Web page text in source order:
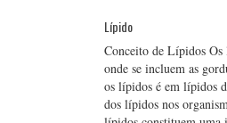
Lípido
Conceito de Lípidos Os
onde se incluem as
os lípidos é em lípidos
dos lípidos nos